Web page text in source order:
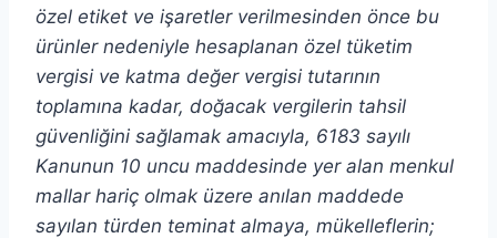
özel etiket ve işaretler verilmesinden önce bu
ürünler nedeniyle hesaplanan özel tüketim
vergisi ve katma değer vergisi tutarının
toplamına kadar, doğacak vergilerin tahsil
güvenliğini sağlamak amacıyla, 6183 sayılı
Kanunun 10 uncu maddesinde yer alan menkul
mallar hariç olmak üzere anılan maddede
sayılan türden teminat almaya, mükelleflerin;